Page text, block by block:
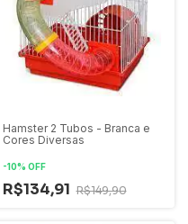
Hamster 2 Tubos - Branca e
Cores Diversas
-10% OFF
R$134,91 R$149,90